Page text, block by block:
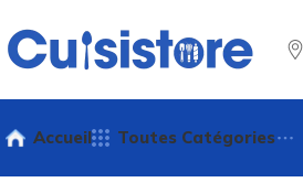
Accueil Toutes Catégories